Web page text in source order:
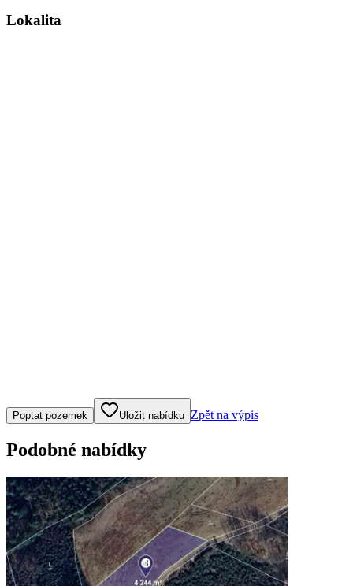
Lokalita
Klepněte nebo klikněte pro ovládání mapy
Poptat pozemek Uložit nabídku Zpět na výpis
Podobné nabídky